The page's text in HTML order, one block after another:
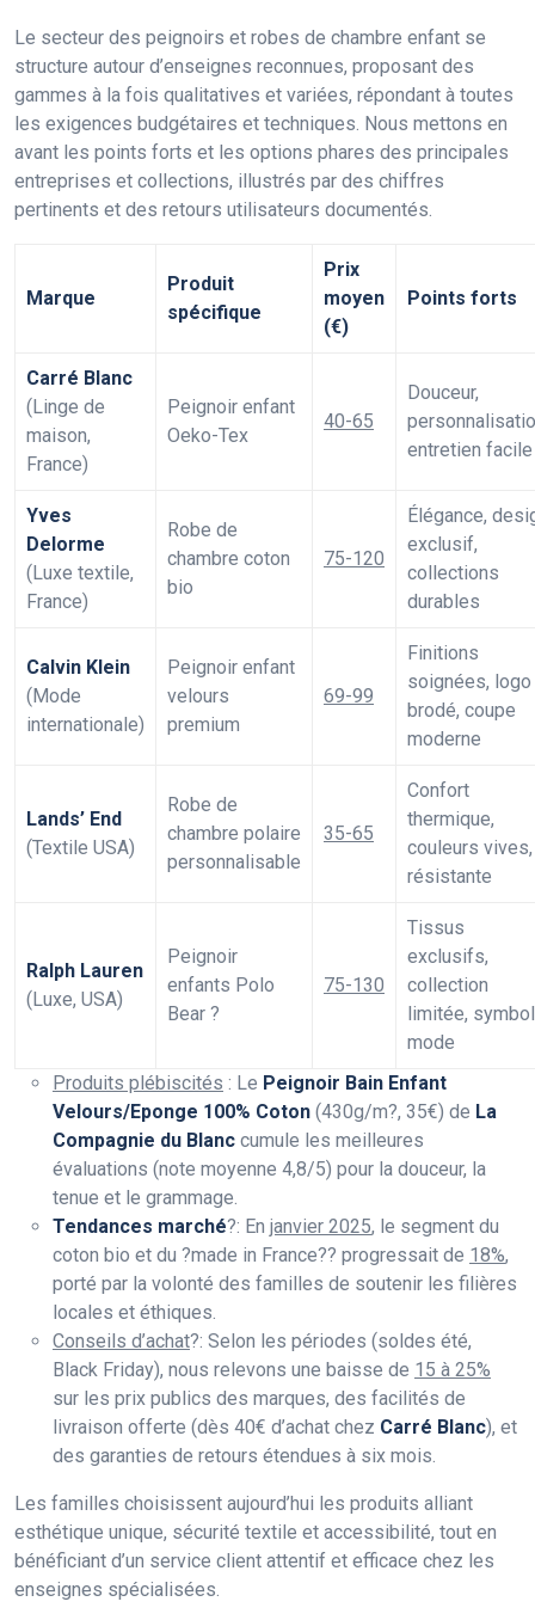
Le secteur des peignoirs et robes de chambre enfant se
structure autour d’enseignes reconnues, proposant des
gammes à la fois qualitatives et variées, répondant à toutes
les exigences budgétaires et techniques. Nous mettons en
avant les points forts et les options phares des principales
entreprises et collections, illustrés par des chiffres
pertinents et des retours utilisateurs documentés.
Marque
Produit
spécifique
Prix
moyen
(€)
Points forts
Carré Blanc
(Linge de
maison,
France)
Peignoir enfant
Oeko-Tex
40-65
Douceur,
entretien facile
Yves
Delorme
(Luxe textile,
France)
Robe de
chambre coton
bio
75-120
Élégance,
exclusif,
collections
durables
Calvin Klein
(Mode
internationale)
Peignoir enfant
velours
premium
69-99
Finitions
soignées, logo
brodé, coupe
moderne
Lands’ End
(Textile USA)
Robe de
chambre polaire
personnalisable
35-65
Confort
thermique,
couleurs vives,
résistante
Ralph Lauren
(Luxe, USA)
Peignoir
enfants Polo
Bear ?
75-130
Tissus
exclusifs,
collection
limitée,
mode
Produits plébiscités : Le Peignoir Bain Enfant
Velours/Eponge 100% Coton (430g/m?, 35€) de La
Compagnie du Blanc cumule les meilleures
évaluations (note moyenne 4,8/5) pour la douceur, la
tenue et le grammage.
Tendances marché?: En janvier 2025, le segment du
coton bio et du ?made in France?? progressait de 18%,
porté par la volonté des familles de soutenir les filières
locales et éthiques.
Conseils d’achat?: Selon les périodes (soldes été,
Black Friday), nous relevons une baisse de 15 à 25%
sur les prix publics des marques, des facilités de
livraison offerte (dès 40€ d’achat chez Carré Blanc), et
des garanties de retours étendues à six mois.
Les familles choisissent aujourd’hui les produits alliant
esthétique unique, sécurité textile et accessibilité, tout en
bénéficiant d’un service client attentif et efficace chez les
enseignes spécialisées.